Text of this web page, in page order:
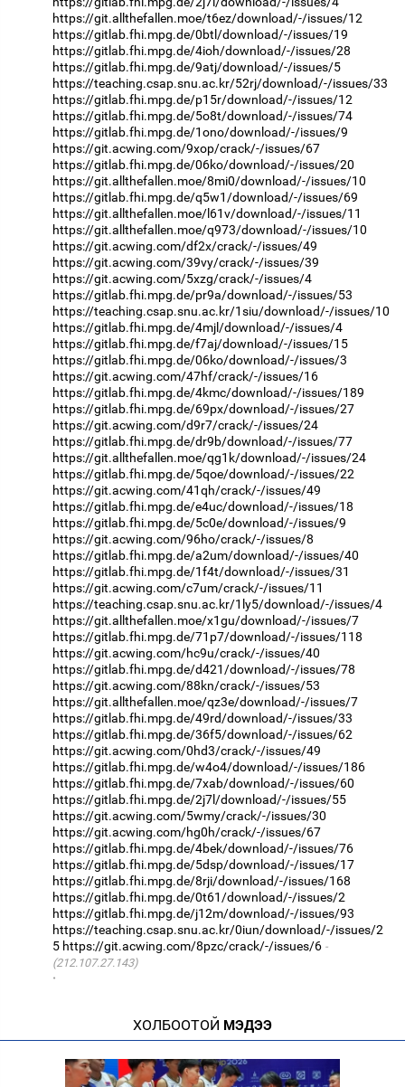
https://git.allthefallen.moe/t6ez/download/-/issues/12
https://gitlab.fhi.mpg.de/0btl/download/-/issues/19
https://gitlab.fhi.mpg.de/4ioh/download/-/issues/28
https://gitlab.fhi.mpg.de/9atj/download/-/issues/5
https://teaching.csap.snu.ac.kr/52rj/download/-/issues/33
https://gitlab.fhi.mpg.de/p15r/download/-/issues/12
https://gitlab.fhi.mpg.de/5o8t/download/-/issues/74
https://gitlab.fhi.mpg.de/1ono/download/-/issues/9
https://git.acwing.com/9xop/crack/-/issues/67
https://gitlab.fhi.mpg.de/06ko/download/-/issues/20
https://git.allthefallen.moe/8mi0/download/-/issues/10
https://gitlab.fhi.mpg.de/q5w1/download/-/issues/69
https://git.allthefallen.moe/l61v/download/-/issues/11
https://git.allthefallen.moe/q973/download/-/issues/10
https://git.acwing.com/df2x/crack/-/issues/49
https://git.acwing.com/39vy/crack/-/issues/39
https://git.acwing.com/5xzg/crack/-/issues/4
https://gitlab.fhi.mpg.de/pr9a/download/-/issues/53
https://teaching.csap.snu.ac.kr/1siu/download/-/issues/10
https://gitlab.fhi.mpg.de/4mjl/download/-/issues/4
https://gitlab.fhi.mpg.de/f7aj/download/-/issues/15
https://gitlab.fhi.mpg.de/06ko/download/-/issues/3
https://git.acwing.com/47hf/crack/-/issues/16
https://gitlab.fhi.mpg.de/4kmc/download/-/issues/189
https://gitlab.fhi.mpg.de/69px/download/-/issues/27
https://git.acwing.com/d9r7/crack/-/issues/24
https://gitlab.fhi.mpg.de/dr9b/download/-/issues/77
https://git.allthefallen.moe/qg1k/download/-/issues/24
https://gitlab.fhi.mpg.de/5qoe/download/-/issues/22
https://git.acwing.com/41qh/crack/-/issues/49
https://gitlab.fhi.mpg.de/e4uc/download/-/issues/18
https://gitlab.fhi.mpg.de/5c0e/download/-/issues/9
https://git.acwing.com/96ho/crack/-/issues/8
https://gitlab.fhi.mpg.de/a2um/download/-/issues/40
https://gitlab.fhi.mpg.de/1f4t/download/-/issues/31
https://git.acwing.com/c7um/crack/-/issues/11
https://teaching.csap.snu.ac.kr/1ly5/download/-/issues/4
https://git.allthefallen.moe/x1gu/download/-/issues/7
https://gitlab.fhi.mpg.de/71p7/download/-/issues/118
https://git.acwing.com/hc9u/crack/-/issues/40
https://gitlab.fhi.mpg.de/d421/download/-/issues/78
https://git.acwing.com/88kn/crack/-/issues/53
https://git.allthefallen.moe/qz3e/download/-/issues/7
https://gitlab.fhi.mpg.de/49rd/download/-/issues/33
https://gitlab.fhi.mpg.de/36f5/download/-/issues/62
https://git.acwing.com/0hd3/crack/-/issues/49
https://gitlab.fhi.mpg.de/w4o4/download/-/issues/186
https://gitlab.fhi.mpg.de/7xab/download/-/issues/60
https://gitlab.fhi.mpg.de/2j7l/download/-/issues/55
https://git.acwing.com/5wmy/crack/-/issues/30
https://git.acwing.com/hg0h/crack/-/issues/67
https://gitlab.fhi.mpg.de/4bek/download/-/issues/76
https://gitlab.fhi.mpg.de/5dsp/download/-/issues/17
https://gitlab.fhi.mpg.de/8rji/download/-/issues/168
https://gitlab.fhi.mpg.de/0t61/download/-/issues/2
https://gitlab.fhi.mpg.de/j12m/download/-/issues/93
https://teaching.csap.snu.ac.kr/0iun/download/-/issues/2
5 https://git.acwing.com/8pzc/crack/-/issues/6
(212.107.27.143)
·
ХОЛБООТОЙ МЭДЭЭ